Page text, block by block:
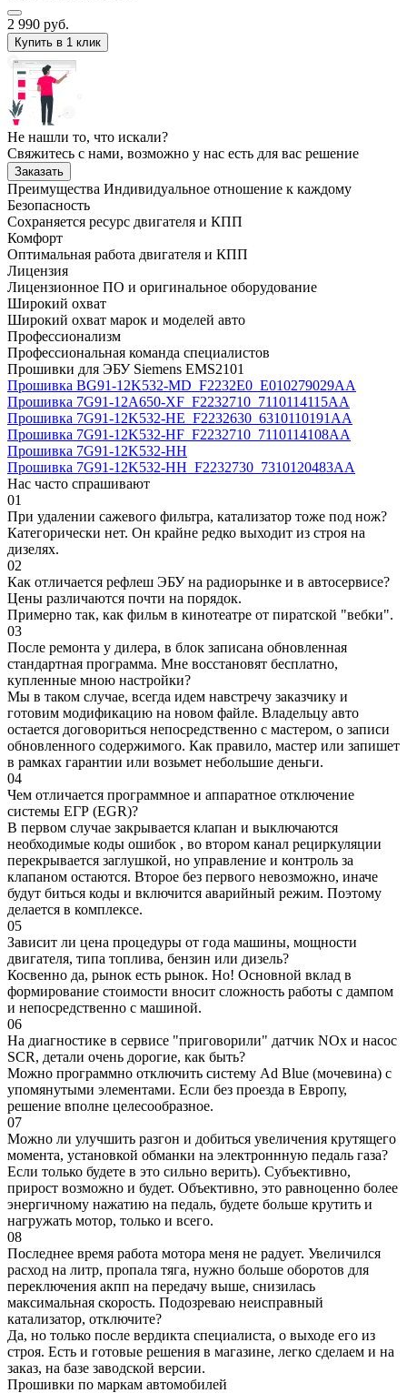
2 990 руб.
Купить в 1 клик
Не нашли то, что искали?
Свяжитесь с нами, возможно у нас есть для вас решение
Заказать
Преимущества Индивидуальное отношение к каждому
Безопасность
Сохраняется ресурс двигателя и КПП
Комфорт
Оптимальная работа двигателя и КПП
Лицензия
Лицензионное ПО и оригинальное оборудование
Широкий охват
Широкий охват марок и моделей авто
Профессионализм
Профессиональная команда специалистов
Прошивки для ЭБУ Siemens EMS2101
Прошивка BG91-12K532-MD_F2232E0_E010279029AA
Прошивка 7G91-12A650-XF_F2232710_7110114115AA
Прошивка 7G91-12K532-HE_F2232630_6310110191AA
Прошивка 7G91-12K532-HF_F2232710_7110114108AA
Прошивка 7G91-12K532-HH
Прошивка 7G91-12K532-HH_F2232730_7310120483AA
Нас часто спрашивают
01
При удалении сажевого фильтра, катализатор тоже под нож?
Категорически нет. Он крайне редко выходит из строя на
дизелях.
02
Как отличается рефлеш ЭБУ на радиорынке и в автосервисе?
Цены различаются почти на порядок.
Примерно так, как фильм в кинотеатре от пиратской "вебки".
03
После ремонта у дилера, в блок записана обновленная
стандартная программа. Мне восстановят бесплатно,
купленные мною настройки?
Мы в таком случае, всегда идем навстречу заказчику и
готовим модификацию на новом файле. Владельцу авто
остается договориться непосредственно с мастером, о записи
обновленного содержимого. Как правило, мастер или запишет
в рамках гарантии или возьмет небольшие деньги.
04
Чем отличается программное и аппаратное отключение
системы ЕГР (EGR)?
В первом случае закрывается клапан и выключаются
необходимые коды ошибок , во втором канал рециркуляции
перекрывается заглушкой, но управление и контроль за
клапаном остаются. Второе без первого невозможно, иначе
будут биться коды и включится аварийный режим. Поэтому
делается в комплексе.
05
Зависит ли цена процедуры от года машины, мощности
двигателя, типа топлива, бензин или дизель?
Косвенно да, рынок есть рынок. Но! Основной вклад в
формирование стоимости вносит сложность работы с дампом
и непосредственно с машиной.
06
На диагностике в сервисе "приговорили" датчик NOx и насос
SCR, детали очень дорогие, как быть?
Можно программно отключить систему Ad Blue (мочевина) с
упомянутыми элементами. Если без проезда в Европу,
решение вполне целесообразное.
07
Можно ли улучшить разгон и добиться увеличения крутящего
момента, установкой обманки на электроннную педаль газа?
Если только будете в это сильно верить). Субъективно,
прирост возможно и будет. Объективно, это равноценно более
энергичному нажатию на педаль, будете больше крутить и
нагружать мотор, только и всего.
08
Последнее время работа мотора меня не радует. Увеличился
расход на литр, пропала тяга, нужно больше оборотов для
переключения акпп на передачу выше, снизилась
максимальная скорость. Подозреваю неисправный
катализатор, отключите?
Да, но только после вердикта специалиста, о выходе его из
строя. Есть и готовые решения в магазине, легко сделаем и на
заказ, на базе заводской версии.
Прошивки по маркам автомобилей